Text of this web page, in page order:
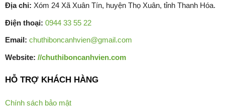
Địa chỉ: Xóm 24 Xã Xuân Tín, huyện Thọ Xuân, tỉnh Thanh Hóa.
Điện thoại: 0944 33 55 22
Email: chuthiboncanhvien@gmail.com
Website: //chuthiboncanhvien.com
HỖ TRỢ KHÁCH HÀNG
Chính sách bảo mật